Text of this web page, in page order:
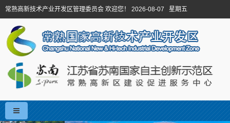
常熟高新技术产业开发区管理委员会 欢迎您！ 2026-08-07 星期五